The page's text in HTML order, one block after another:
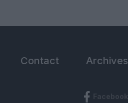
Contact Archives